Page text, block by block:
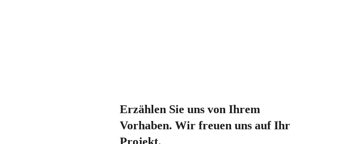
Erzählen Sie uns von Ihrem
Vorhaben. Wir freuen uns auf Ihr